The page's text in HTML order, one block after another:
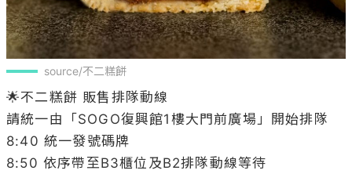
source/不二糕餅
🌟不二糕餅 販售排隊動線
請統一由「SOGO復興館1樓大門前廣場」開始排隊
8:40 統一發號碼牌
8:50 依序帶至B3櫃位及B2排隊動線等待